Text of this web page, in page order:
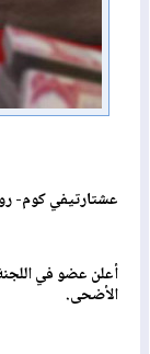
عشتارتيفي كوم-
أعلن عضو في
الأضحى.